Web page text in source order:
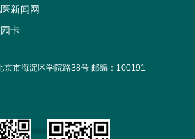
新闻网
卡
京市海淀区学院路38号 邮编：100191